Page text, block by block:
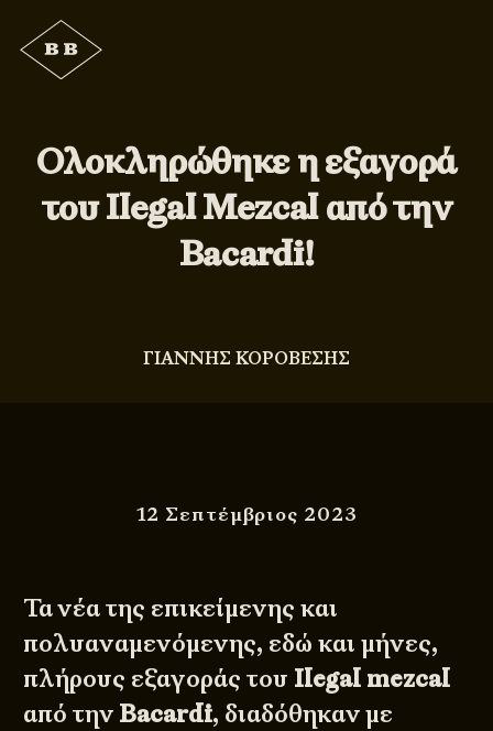
Ολοκληρώθηκε η εξαγορά
του Ilegal Mezcal από την
Bacardi!
ΓΙΑΝΝΗΣ ΚΟΡΟΒΕΣΗΣ
12 Σεπτέμβριος 2023
Τα νέα της επικείμενης και
πολυαναμενόμενης, εδώ και μήνες,
πλήρους εξαγοράς του Ilegal mezcal
από την Bacardi, διαδόθηκαν με